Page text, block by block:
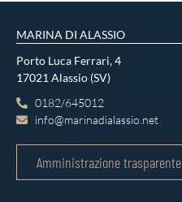
MARINA DI ALASSIO
Porto Luca Ferrari, 4
17021 Alassio (SV)
0182/645012
info@marinadialassio.net
Amministrazione trasparente